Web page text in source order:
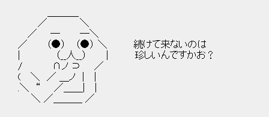
／ ＼
／ ─ ─＼
／ （●） （●） ＼ 続けて来ないのは
| （__人__） | 珍しいんですかお？
/ ∩ノ ⊃ ／
( ＼ ／ ＿ノ | |
.＼ “ ／＿＿| |
＼ ／＿＿＿ ／